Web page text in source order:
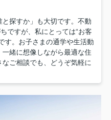
探すか」も大切です。不動
ですが、私にとっては“お客
す。お子さまの通学や生活動
緒に想像しながら最適な住
ご相談でも、どうぞ気軽に